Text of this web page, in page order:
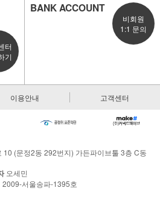
터
기
BANK ACCOUNT
비회원
1:1 문의
이용안내 고객센터
(문정2동 292번지) 가든파이브툴 3층 C동
오세민
2009-서울송파-1395호